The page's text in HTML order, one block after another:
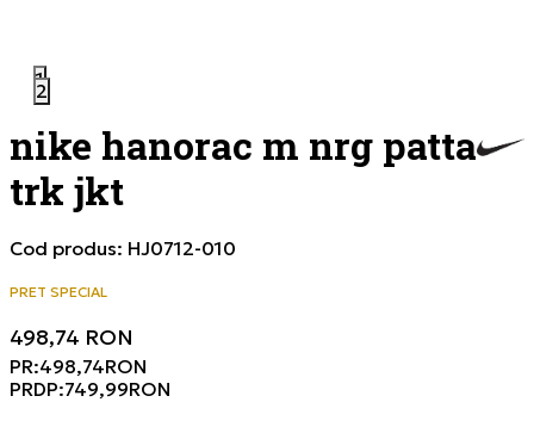
1
2
nike hanorac m nrg patta
trk jkt
Cod produs: HJ0712-010
PRET SPECIAL
498,74 RON
PR:498,74RON
PRDP:749,99RON